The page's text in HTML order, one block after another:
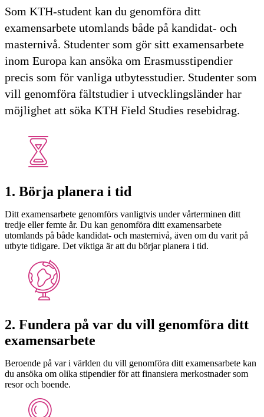
Som KTH-student kan du genomföra ditt
examensarbete utomlands både på kandidat- och
masternivå. Studenter som gör sitt examensarbete
inom Europa kan ansöka om Erasmusstipendier
precis som för vanliga utbytesstudier. Studenter som
vill genomföra fältstudier i utvecklingsländer har
möjlighet att söka KTH Field Studies resebidrag.
1. Börja planera i tid
Ditt examensarbete genomförs vanligtvis under vårterminen ditt
tredje eller femte år. Du kan genomföra ditt examensarbete
utomlands på både kandidat- och masternivå, även om du varit på
utbyte tidigare. Det viktiga är att du börjar planera i tid.
2. Fundera på var du vill genomföra ditt
examensarbete
Beroende på var i världen du vill genomföra ditt examensarbete kan
du ansöka om olika stipendier för att finansiera merkostnader som
resor och boende.